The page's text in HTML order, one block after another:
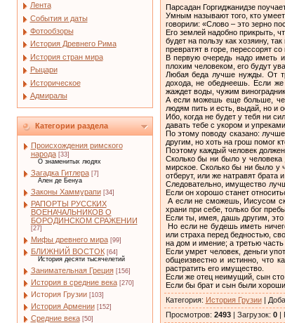
Лента
События и даты
Фотообзоры
История Древнего Рима
История стран мира
Рыцари
Историческое
Адмиралы
Категории раздела
Происхождения римского
народа [33]
О знаменитых людях
Загадка Гитлера [7]
Ален де Бенуа
Законы Хаммурапи [34]
РАПОРТЫ РУССКИХ
ВОЕНАЧАЛЬНИКОВ О
БОРОДИНСКОМ СРАЖЕНИИ
[27]
Мифы древнего мира [99]
БЛИЖНИЙ ВОСТОК [64]
История десяти тысячелетий
Занимательная Греция [156]
История в средние века [270]
История Грузии [103]
История Армении [152]
Средние века [50]
Парсадан Горгиджанидзе
Умным называют того, кто
говорили: «Слово – это зерно
Его землей надобно прикрыть,
будет на пользу как хозяину,
превратят в горе, перессорят
В первую очередь надо иметь
плохим человеком, его будут
Любая беда лучше нужды. От
дохода, не обеднеешь. Если
жаждет воды, чужим
А если можешь еще больше,
людям пить и есть, выдай, но и
Ибо, когда не будет у тебя ни
давать тебе с укором и
По этому поводу сказано:
другим, но хоть на грош помог
Поэтому каждый человек
Сколько бы ни было у
мирское. Сколько бы ни было у
отберут, или же натравят брата
Следовательно, имущество
Если он хорошо станет
А если не сможешь, Иисусом
храни при себе, только бог
Если ты, имея, дашь другим, это
Но если не будешь иметь
или страха перед бедностью,
на дом и имение; а третью часть
Если умрет человек, деньги
общеизвестно и истинно, что
растратить его имущество.
Если же отец неимущий, сын сто
Если бы брат и сын были
Категория: История Грузии|
Просмотров: 2493| Загрузок: 0|